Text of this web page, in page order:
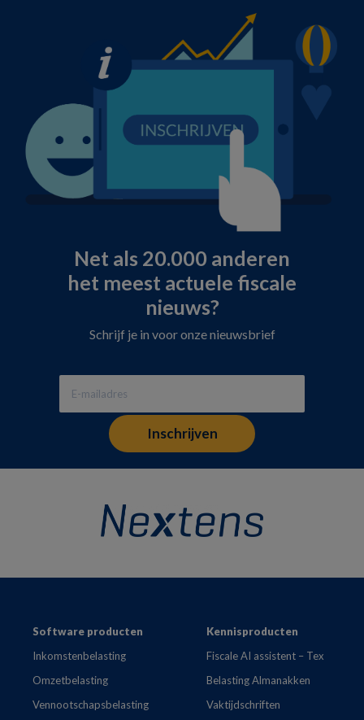
Net als 20.000 anderen
het meest actuele fiscale
nieuws?
Schrijf je in voor onze nieuwsbrief
FooterSoftware producten
Inkomstenbelasting
Omzetbelasting
Vennootschapsbelasting
Kennisproducten
Fiscale AI assistent – Tex
Belasting Almanakken
Vaktijdschriften